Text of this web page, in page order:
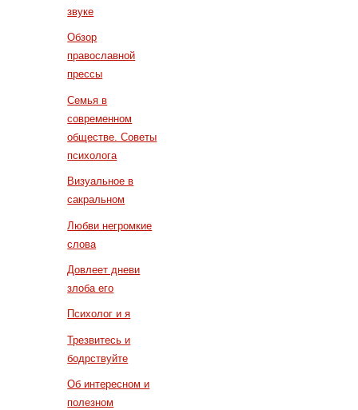
звуке
Обзор
православной
прессы
Семья в
современном
обществе. Советы
психолога
Визуальное в
сакральном
Любви негромкие
слова
Довлеет дневи
злоба его
Психолог и я
Трезвитесь и
бодрствуйте
Об интересном и
полезном